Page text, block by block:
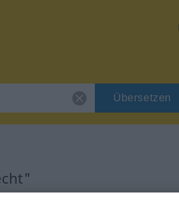
Übersetzen